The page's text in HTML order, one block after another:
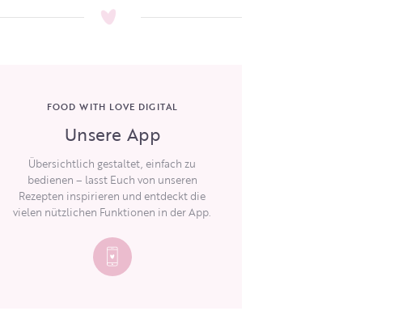
FOOD WITH LOVE DIGITAL
Unsere App
Übersichtlich gestaltet, einfach zu
bedienen – lasst Euch von unseren
Rezepten inspirieren und entdeckt die
vielen nützlichen Funktionen in der App.